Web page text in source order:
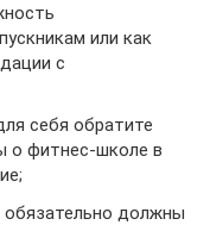
или как
с
себя обратите
о фитнес-школе в
должны